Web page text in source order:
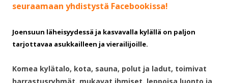
seuraamaan yhdistystä Facebookissa!
Joensuun läheisyydessä ja kasvavalla kylällä on paljon
tarjottavaa asukkailleen ja vierailijoille.
Komea kylätalo, kota, sauna, polut ja ladut, toimivat